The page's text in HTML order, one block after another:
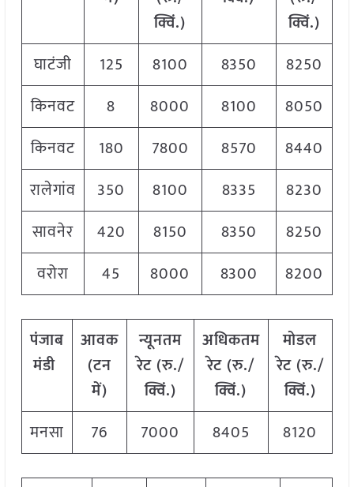
क्विं.)
क्विं.)
घाटंजी
125 8100 8350
8250
किनवट
8 8000 8100
8050
किनवट
180 7800 8570
8440
रालेगांव
350 8100 8335
8230
सावनेर
420 8150 8350
8250
वरोरा
45 8000 8300 8200
पंजाब
मंडी
आवक
(टन
में)
न्यूनतम
रेट (रु./
क्विं.)
अधिकतम
रेट (रु./
क्विं.)
मोडल
रेट (रु./
क्विं.)
मनसा
76 7000 8405 8120